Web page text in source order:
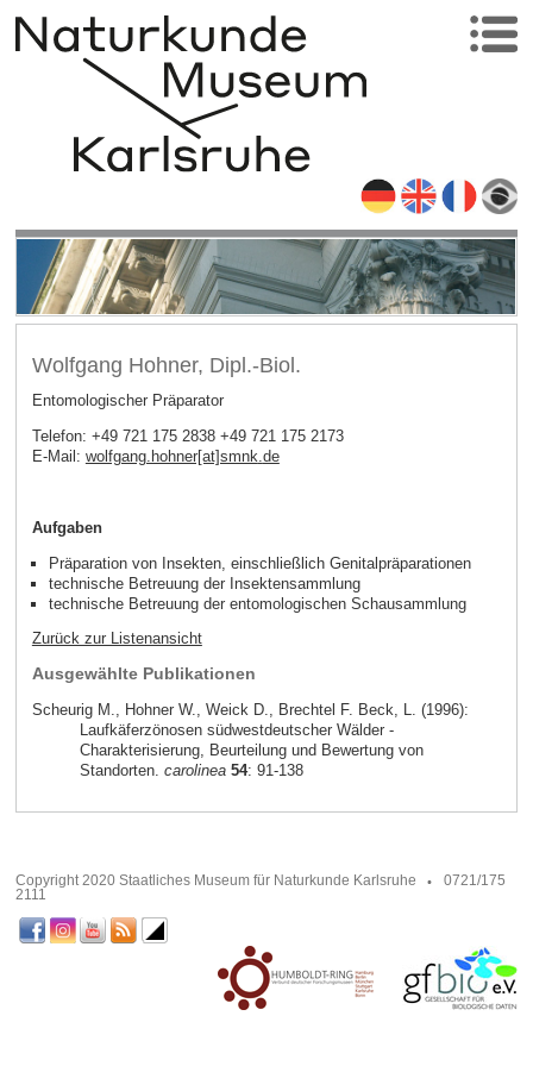
Wolfgang Hohner, Dipl.-Biol.
Entomologischer Präparator
Telefon: +49 721 175 2838 +49 721 175 2173
E-Mail: wolfgang.hohner[at]smnk.de
Aufgaben
Präparation von Insekten, einschließlich Genitalpräparationen
technische Betreuung der Insektensammlung
technische Betreuung der entomologischen Schausammlung
Zurück zur Listenansicht
Ausgewählte Publikationen
Scheurig M., Hohner W., Weick D., Brechtel F. Beck, L. (1996):
Laufkäferzönosen südwestdeutscher Wälder -
Charakterisierung, Beurteilung und Bewertung von
Standorten. carolinea 54: 91-138
Copyright 2020 Staatliches Museum für Naturkunde Karlsruhe
0721/175
2111